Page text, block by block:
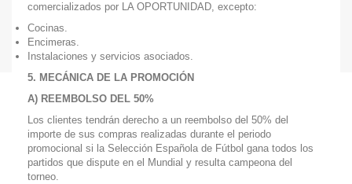
comercializados por LA OPORTUNIDAD, excepto:
Cocinas.
Encimeras.
Instalaciones y servicios asociados.
5. MECÁNICA DE LA PROMOCIÓN
A) REEMBOLSO DEL 50%
Los clientes tendrán derecho a un reembolso del 50% del
importe de sus compras realizadas durante el periodo
promocional si la Selección Española de Fútbol gana todos los
partidos que dispute en el Mundial y resulta campeona del
torneo.